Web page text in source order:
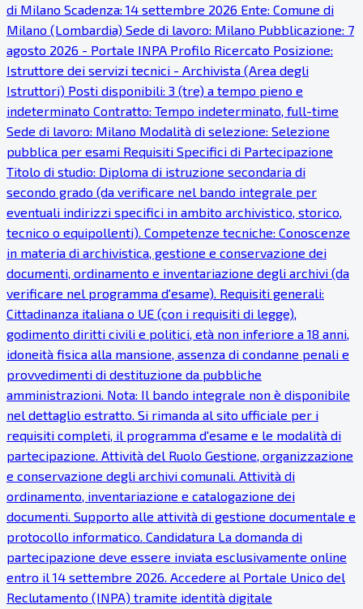
di Milano Scadenza: 14 settembre 2026 Ente: Comune di
Milano (Lombardia) Sede di lavoro: Milano Pubblicazione: 7
agosto 2026 - Portale INPA Profilo Ricercato Posizione:
Istruttore dei servizi tecnici - Archivista (Area degli
Istruttori) Posti disponibili: 3 (tre) a tempo pieno e
indeterminato Contratto: Tempo indeterminato, full-time
Sede di lavoro: Milano Modalità di selezione: Selezione
pubblica per esami Requisiti Specifici di Partecipazione
Titolo di studio: Diploma di istruzione secondaria di
secondo grado (da verificare nel bando integrale per
eventuali indirizzi specifici in ambito archivistico, storico,
tecnico o equipollenti). Competenze tecniche: Conoscenze
in materia di archivistica, gestione e conservazione dei
documenti, ordinamento e inventariazione degli archivi (da
verificare nel programma d'esame). Requisiti generali:
Cittadinanza italiana o UE (con i requisiti di legge),
godimento diritti civili e politici, età non inferiore a 18 anni,
idoneità fisica alla mansione, assenza di condanne penali e
provvedimenti di destituzione da pubbliche
amministrazioni. Nota: Il bando integrale non è disponibile
nel dettaglio estratto. Si rimanda al sito ufficiale per i
requisiti completi, il programma d'esame e le modalità di
partecipazione. Attività del Ruolo Gestione, organizzazione
e conservazione degli archivi comunali. Attività di
ordinamento, inventariazione e catalogazione dei
documenti. Supporto alle attività di gestione documentale e
protocollo informatico. Candidatura La domanda di
partecipazione deve essere inviata esclusivamente online
entro il 14 settembre 2026. Accedere al Portale Unico del
Reclutamento (INPA) tramite identità digitale